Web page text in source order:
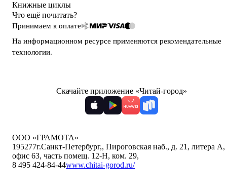
Книжные циклы
Что ещё почитать?
Принимаем к оплате
На информационном ресурсе применяются рекомендательные
технологии.
Скачайте приложение «Читай-город»
ООО «ГРАМОТА»
195277г.Санкт-Петербург,, Пироговская наб., д. 21, литера А,
офис 63, часть помещ. 12-Н, ком. 29,
8 495 424-84-44www.chitai-gorod.ru/